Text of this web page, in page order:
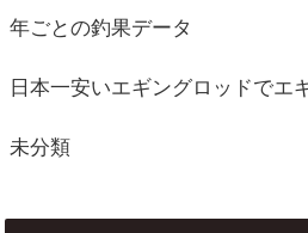
年ごとの釣果データ
日本一安いエギングロッドでエ
未分類